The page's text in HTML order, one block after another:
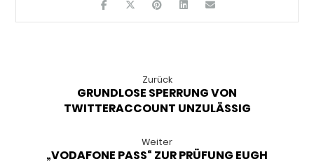
Zurück
GRUNDLOSE SPERRUNG VON
TWITTERACCOUNT UNZULÄSSIG
Weiter
„VODAFONE PASS“ ZUR PRÜFUNG EUGH